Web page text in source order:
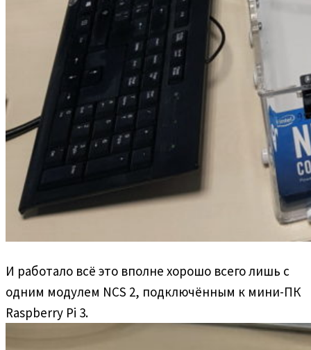
И работало всё это вполне хорошо всего лишь с
одним модулем NCS 2, подключённым к мини-ПК
Raspberry Pi 3.